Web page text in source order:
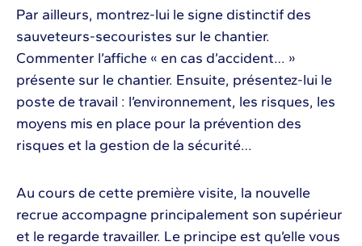
Par ailleurs, montrez-lui le signe distinctif des
sauveteurs-secouristes sur le chantier.
Commenter l’affiche « en cas d’accident… »
présente sur le chantier. Ensuite, présentez-lui le
poste de travail : l’environnement, les risques, les
moyens mis en place pour la prévention des
risques et la gestion de la sécurité…
Au cours de cette première visite, la nouvelle
recrue accompagne principalement son supérieur
et le regarde travailler. Le principe est qu’elle vous